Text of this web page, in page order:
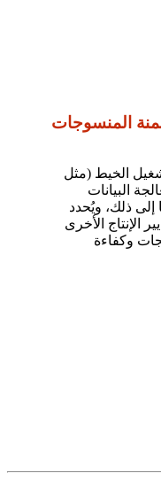
المنسوجات
الخيط (مثل
البيانات
ذلك، ويُحدد
الأخرى
وكفاءة